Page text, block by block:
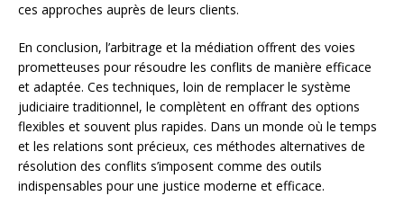
ces approches auprès de leurs clients.
En conclusion, l’arbitrage et la médiation offrent des voies
prometteuses pour résoudre les conflits de manière efficace
et adaptée. Ces techniques, loin de remplacer le système
judiciaire traditionnel, le complètent en offrant des options
flexibles et souvent plus rapides. Dans un monde où le temps
et les relations sont précieux, ces méthodes alternatives de
résolution des conflits s’imposent comme des outils
indispensables pour une justice moderne et efficace.